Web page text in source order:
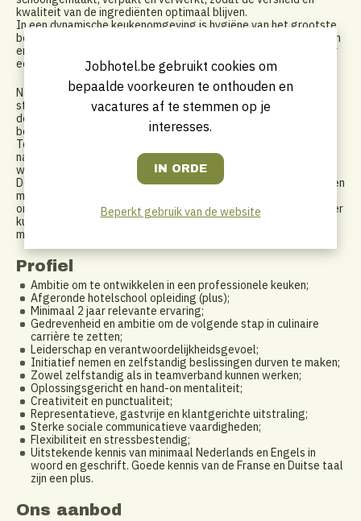
kwaliteit van de ingrediënten optimaal blijven.
In een dynamische keukenomgeving is hygiëne van het grootste
belang. Je draagt er zorg voor dat jouw werkplek steeds schoon
en georganiseerd blijft en zorgt aan het einde van je dienst voor
een grondige reiniging van de keuken.
Naast je operationele taken geef je instructies aan commis en
stagiaires. Je begeleidt hen in hun dagelijkse werkzaamheden,
deelt jouw kennis en helpt hen zich verder te ontwikkelen tot
bekwame keukenprofessionals.
Tot slot zie je erop toe dat alle HACCP-richtlijnen strikt worden
nageleefd, zodat een veilige, professionele en kwalitatieve
werkomgeving gewaarborgd blijft.
Deze functie biedt de mogelijkheid om dagelijks samen te werken
met een ervaren en ambitieus team binnen een gastronomische
omgeving van topniveau, waar je je culinaire vaardigheden verder
kunt verfijnen en ontwikkelen onder de vleugels van een van de
meest gerespecteerde chefs van het land.
Profiel
Ambitie om te ontwikkelen in een professionele keuken;
Afgeronde hotelschool opleiding (plus);
Minimaal 2 jaar relevante ervaring;
Gedrevenheid en ambitie om de volgende stap in culinaire
carrière te zetten;
Leiderschap en verantwoordelijkheidsgevoel;
Initiatief nemen en zelfstandig beslissingen durven te maken;
Zowel zelfstandig als in teamverband kunnen werken;
Oplossingsgericht en hand-on mentaliteit;
Creativiteit en punctualiteit;
Representatieve, gastvrije en klantgerichte uitstraling;
Sterke sociale communicatieve vaardigheden;
Flexibiliteit en stressbestendig;
Uitstekende kennis van minimaal Nederlands en Engels in
woord en geschrift. Goede kennis van de Franse en Duitse taal
zijn een plus.
Ons aanbod
Jobhotel.be gebruikt cookies om
bepaalde voorkeuren te onthouden en
vacatures af te stemmen op je
interesses.
Beperkt gebruik van de website